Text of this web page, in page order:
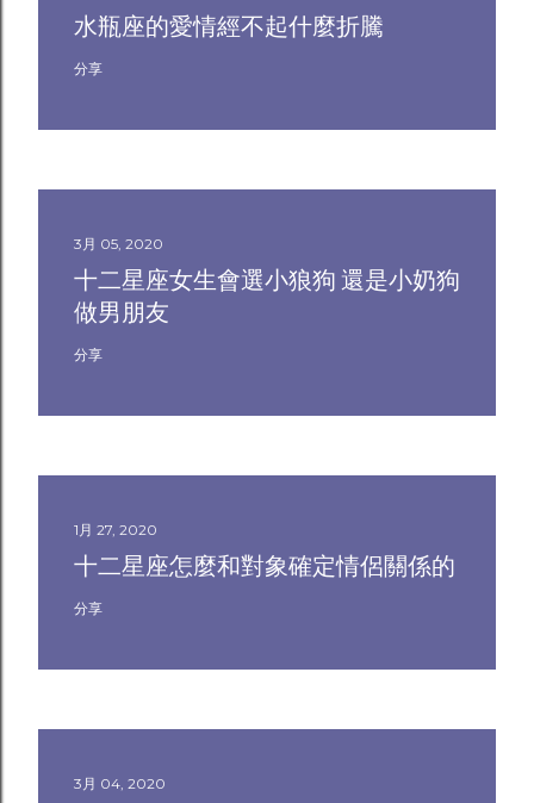
水瓶座的愛情經不起什麼折騰
分享
3月 05, 2020
十二星座女生會選小狼狗 還是小奶狗
做男朋友
分享
1月 27, 2020
十二星座怎麼和對象確定情侶關係的
分享
3月 04, 2020